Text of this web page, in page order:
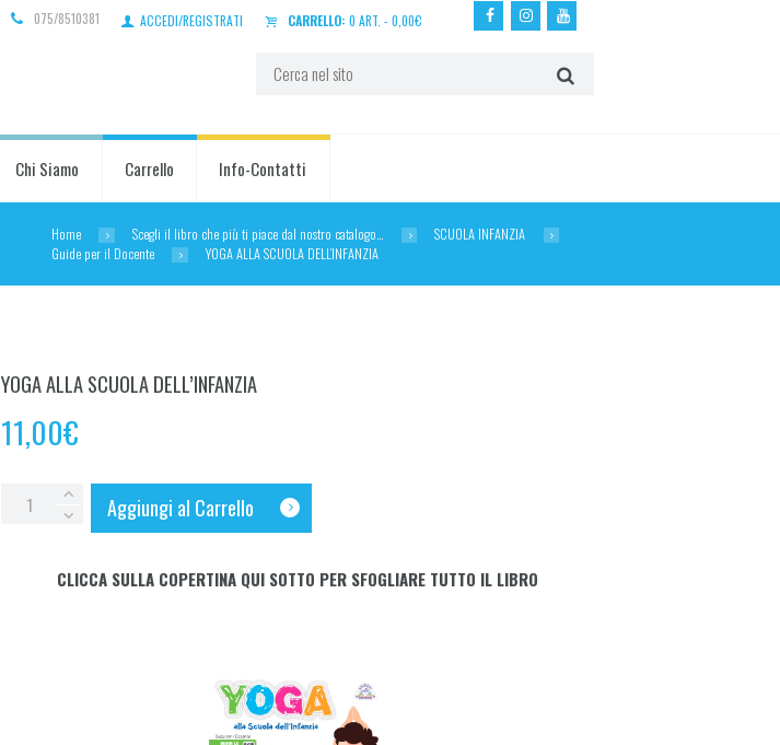
075/8510381 ACCEDI/REGISTRATI CARRELLO: 0 ART. - 0,00€
Chi Siamo Carrello Info-Contatti
Home Scegli il libro che più ti piace dal nostro catalogo…
SCUOLA INFANZIA
Guide per il Docente
YOGA ALLA SCUOLA DELL’INFANZIA
YOGA ALLA SCUOLA DELL’INFANZIA
11,00€
YOGA
DELL'INFANZIA
Aggiungi al Carrello
CLICCA SULLA COPERTINA QUI SOTTO PER SFOGLIARE TUTTO IL LIBRO